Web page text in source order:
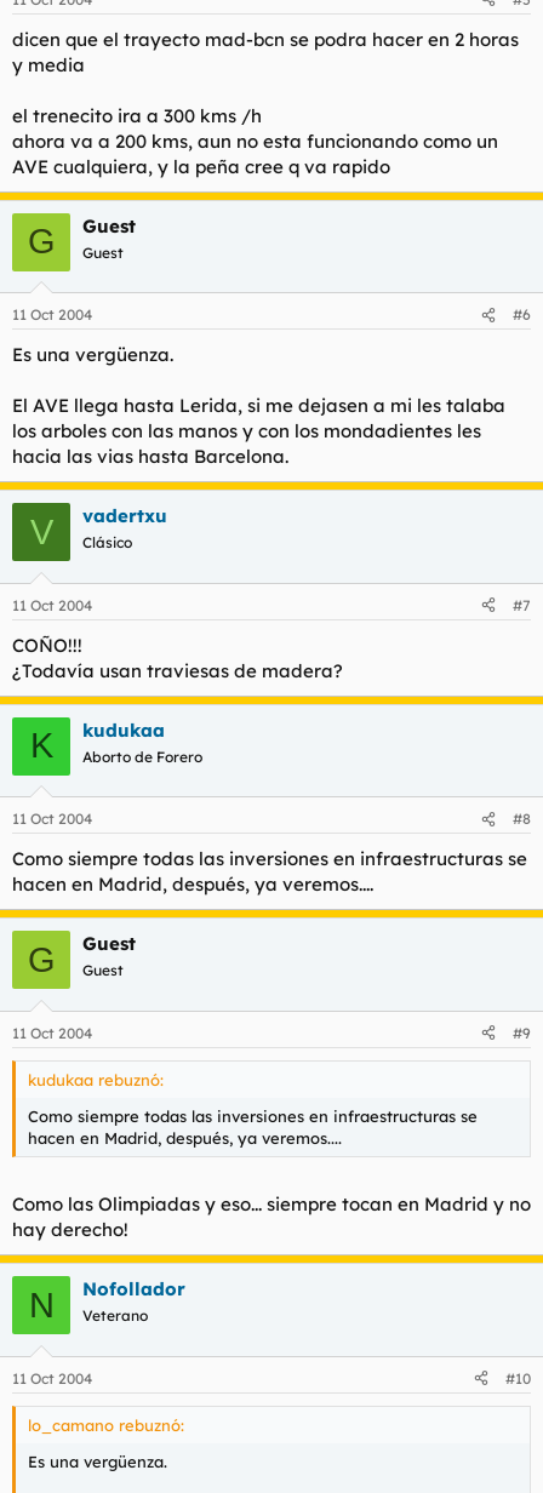
dicen que el trayecto mad-bcn se podra hacer en 2 horas
y media
el trenecito ira a 300 kms /h
ahora va a 200 kms, aun no esta funcionando como un
AVE cualquiera, y la peña cree q va rapido
G Guest
Guest
11 Oct 2004 #6
Es una vergüenza.
El AVE llega hasta Lerida, si me dejasen a mi les talaba
los arboles con las manos y con los mondadientes les
hacia las vias hasta Barcelona.
V vadertxu
Clásico
11 Oct 2004 #7
COÑO!!!
¿Todavía usan traviesas de madera?
K kudukaa
Aborto de Forero
11 Oct 2004 #8
Como siempre todas las inversiones en infraestructuras se
hacen en Madrid, después, ya veremos....
G Guest
Guest
11 Oct 2004 #9
kudukaa rebuznó:
Como siempre todas las inversiones en infraestructuras se
hacen en Madrid, después, ya veremos....
Como las Olimpiadas y eso... siempre tocan en Madrid y no
hay derecho!
N Nofollador
Veterano
11 Oct 2004 #10
lo_camano rebuznó:
Es una vergüenza.